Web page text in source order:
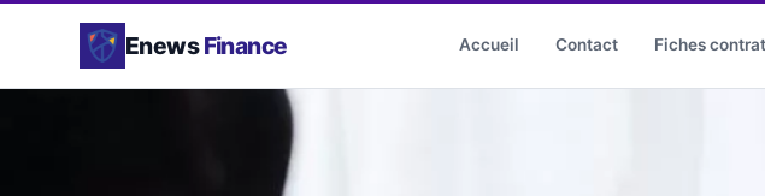
Enews Finance Accueil Contact Fiches contrat